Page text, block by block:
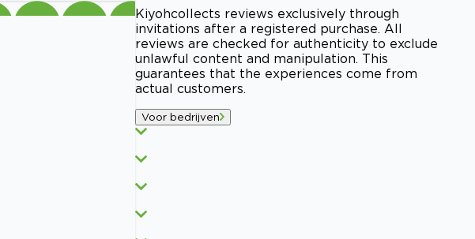
Kiyohcollects reviews exclusively through
invitations after a registered purchase. All
reviews are checked for authenticity to exclude
unlawful content and manipulation. This
guarantees that the experiences come from
actual customers.
Voor bedrijven